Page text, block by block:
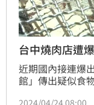
台中燒肉店遭
近期國內接連爆
館」傳出疑似食